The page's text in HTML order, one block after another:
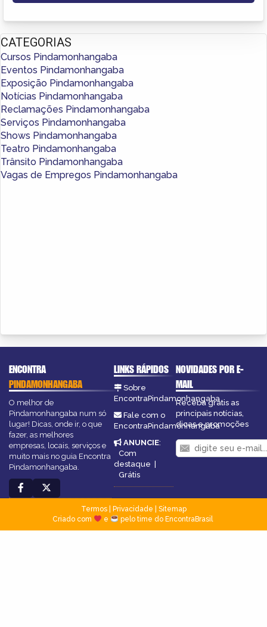
CATEGORIAS
Cursos Pindamonhangaba
Eventos Pindamonhangaba
Exposição Pindamonhangaba
Notícias Pindamonhangaba
Reclamações Pindamonhangaba
Serviços Pindamonhangaba
Shows Pindamonhangaba
Teatro Pindamonhangaba
Trânsito Pindamonhangaba
Vagas de Empregos Pindamonhangaba
ENCONTRA
PINDAMONHANGABA
O melhor de
Pindamonhangaba num só
lugar! Dicas, onde ir, o que
fazer, as melhores
empresas, locais, serviços e
muito mais no guia Encontra
Pindamonhangaba.
LINKS RÁPIDOS
Sobre
EncontraPindamonhangaba
Fale com o
EncontraPindamonhangaba
ANUNCIE:
Com
destaque
Grátis
NOVIDADES POR E-
MAIL
Receba grátis as
principais notícias,
dicas e promoções
Termos| Privacidade
Sitemap
Criado com
e pelo time do EncontraBrasil